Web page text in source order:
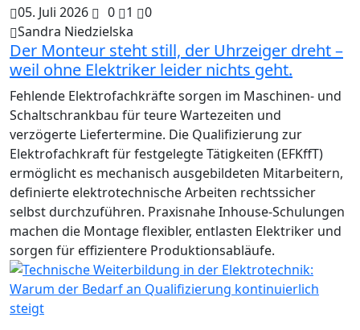
05. Juli 2026 0 1
0
Sandra Niedzielska
Der Monteur steht still, der Uhrzeiger dreht –
weil ohne Elektriker leider nichts geht.
Fehlende Elektrofachkräfte sorgen im Maschinen- und
Schaltschrankbau für teure Wartezeiten und
verzögerte Liefertermine. Die Qualifizierung zur
Elektrofachkraft für festgelegte Tätigkeiten (EFKffT)
ermöglicht es mechanisch ausgebildeten Mitarbeitern,
definierte elektrotechnische Arbeiten rechtssicher
selbst durchzuführen. Praxisnahe Inhouse-Schulungen
machen die Montage flexibler, entlasten Elektriker und
sorgen für effizientere Produktionsabläufe.